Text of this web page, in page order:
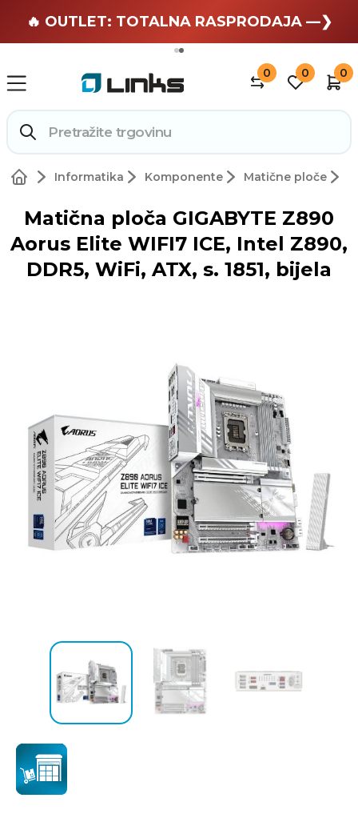
🏄 Zaslužuješ odmor —❯
🔥 OUTLET: TOTALNA RASPRODAJA —❯
0 0 0
Informatika Komponente Matične ploče
Matična ploča GIGABYTE Z890
Aorus Elite WIFI7 ICE, Intel Z890,
DDR5, WiFi, ATX, s. 1851, bijela